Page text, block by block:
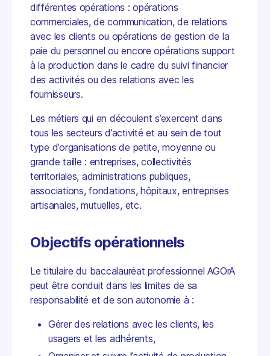
différentes opérations : opérations
commerciales, de communication, de relations
avec les clients ou opérations de gestion de la
paie du personnel ou encore opérations support
à la production dans le cadre du suivi financier
des activités ou des relations avec les
fournisseurs.
Les métiers qui en découlent s’exercent dans
tous les secteurs d’activité et au sein de tout
type d’organisations de petite, moyenne ou
grande taille : entreprises, collectivités
territoriales, administrations publiques,
associations, fondations, hôpitaux, entreprises
artisanales, mutuelles, etc.
Objectifs opérationnels
Le titulaire du baccalauréat professionnel AGOrA
peut être conduit dans les limites de sa
responsabilité et de son autonomie à :
Gérer des relations avec les clients, les
usagers et les adhérents,